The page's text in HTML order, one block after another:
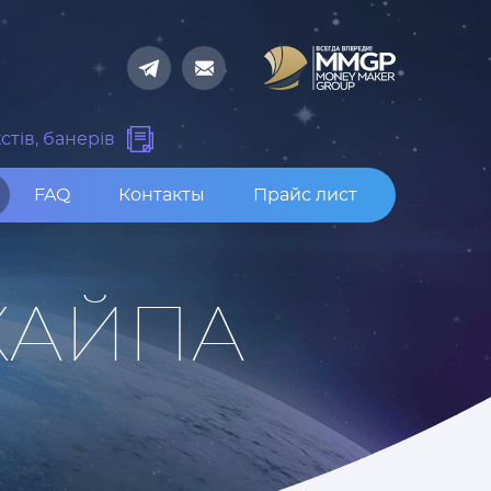
банерів
FAQ Контакты Прайс лист